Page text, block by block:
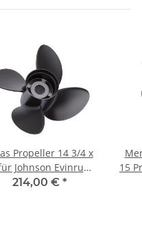
Propeller 14 3/4 x
Johnson Evinrude
- 300 PS 4-Blatt 15
214,00 € *
15